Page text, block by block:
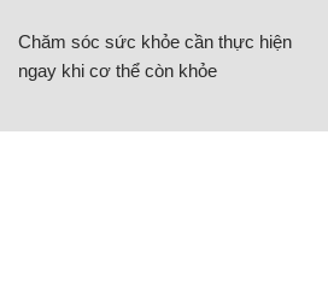
Chăm sóc sức khỏe cần thực hiện
ngay khi cơ thể còn khỏe